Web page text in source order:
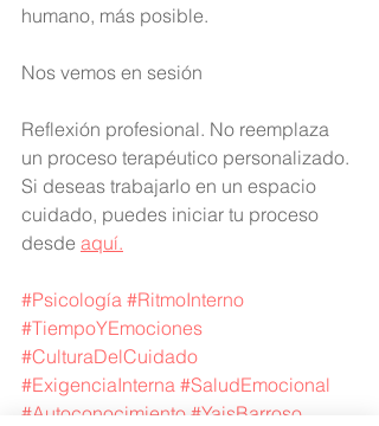
humano, más posible.
Nos vemos en sesión
Reflexión profesional. No reemplaza
un proceso terapéutico personalizado.
Si deseas trabajarlo en un espacio
cuidado, puedes iniciar tu proceso
desde aquí.
#Psicología #RitmoInterno
#TiempoYEmociones
#CulturaDelCuidado
#ExigenciaInterna #SaludEmocional
#Autoconocimiento #YaisBarroso